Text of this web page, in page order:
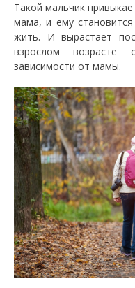
Такой мальчик
мама, и ему
жить. И вырастает
взрослом возрасте
зависимости от мамы.